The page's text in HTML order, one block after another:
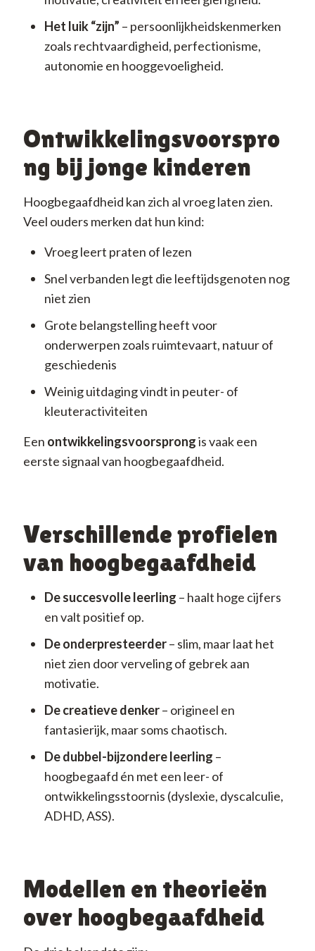
Het luik “zijn” – persoonlijkheidskenmerken
zoals rechtvaardigheid, perfectionisme,
autonomie en hooggevoeligheid.
Ontwikkelingsvoorspro
ng bij jonge kinderen
Hoogbegaafdheid kan zich al vroeg laten zien.
Veel ouders merken dat hun kind:
Vroeg leert praten of lezen
Snel verbanden legt die leeftijdsgenoten nog
niet zien
Grote belangstelling heeft voor
onderwerpen zoals ruimtevaart, natuur of
geschiedenis
Weinig uitdaging vindt in peuter- of
kleuteractiviteiten
Een ontwikkelingsvoorsprongis vaak een
eerste signaal van hoogbegaafdheid.
Verschillende profielen
van hoogbegaafdheid
De succesvolle leerling – haalt hoge cijfers
en valt positief op.
De onderpresteerder– slim, maar laat het
niet zien door verveling of gebrek aan
motivatie.
De creatieve denker– origineel en
fantasierijk, maar soms chaotisch.
De dubbel-bijzondere leerling –
hoogbegaafd én met een leer- of
ontwikkelingsstoornis (dyslexie, dyscalculie,
ADHD, ASS).
Modellen en theorieën
over hoogbegaafdheid